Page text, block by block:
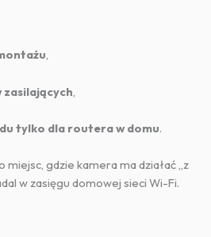
,
tylko dla routera w domu.
miejsc, gdzie kamera ma działać „z
w zasięgu domowej sieci Wi-Fi.